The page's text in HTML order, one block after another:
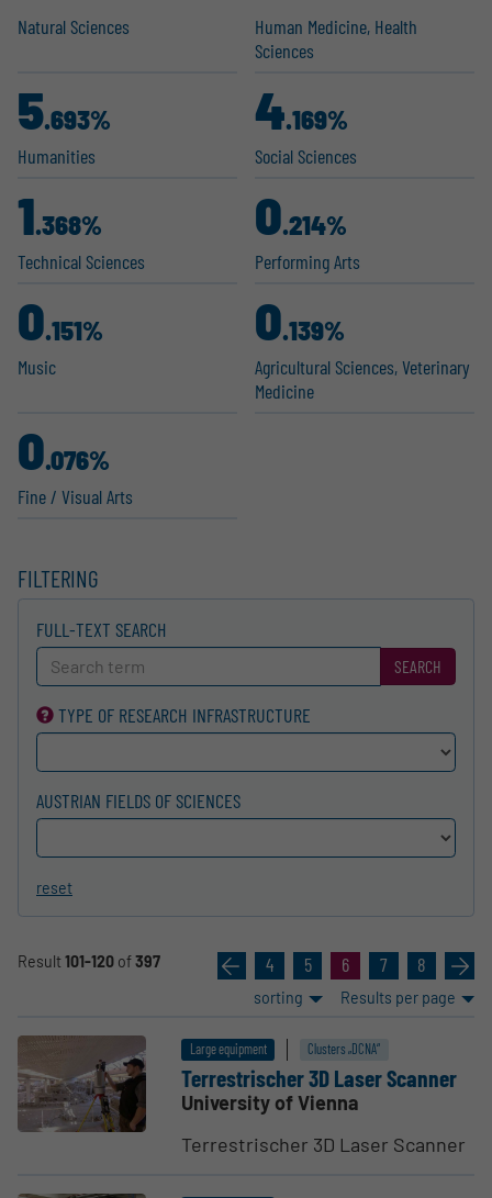
Natural Sciences
Human Medicine, Health
Sciences
Humanities
5.693%
Social Sciences
4.169%
Technical Sciences
1.368%
Performing Arts
0.214%
Music
0.151%
Agricul­tural Sciences, Veterinary
Medicine
0.139%
Fine / Visual Arts
0.076%
FILTERING
FULL-TEXT SEARCH
SEARCH
TYPE OF RESEARCH INFRA­STRUCTURE
AUSTRIAN FIELDS OF SCIENCES
reset
Result101-120 of397 « 4 5 6 7 8 »
sorting Results per page
Large equipment Clusters „DCNA“
Terre­strischer 3D Laser Scanner
University of Vienna
Terrestrischer 3D Laser Scanner